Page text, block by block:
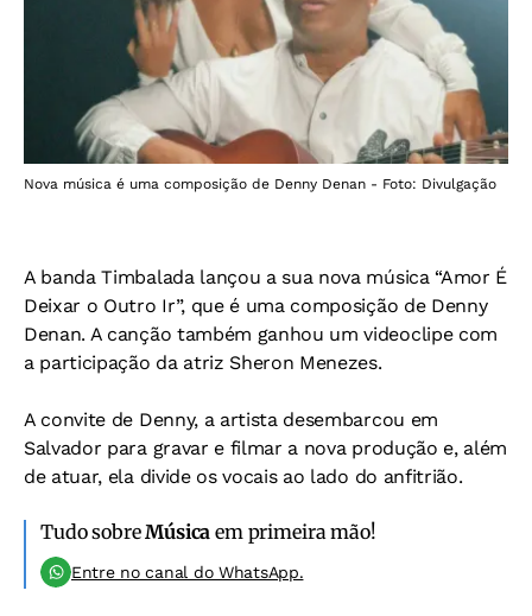
Nova música é uma composição de Denny Denan - Foto: Divulgação
A banda Timbalada lançou a sua nova música “Amor É
Deixar o Outro Ir”, que é uma composição de Denny
Denan. A canção também ganhou um videoclipe com
a participação da atriz Sheron Menezes.
A convite de Denny, a artista desembarcou em
Salvador para gravar e filmar a nova produção e, além
de atuar, ela divide os vocais ao lado do anfitrião.
Tudo sobreMúsica em primeira mão!
Entre no canal do WhatsApp.